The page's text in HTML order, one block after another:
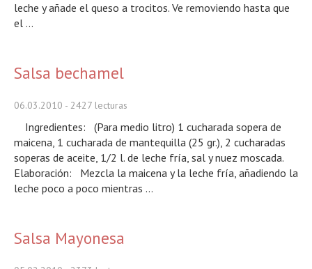
leche y añade el queso a trocitos. Ve removiendo hasta que
el ...
Salsa bechamel
06.03.2010 - 2427 lecturas
Ingredientes: (Para medio litro) 1 cucharada sopera de
maicena, 1 cucharada de mantequilla (25 gr.), 2 cucharadas
soperas de aceite, 1/2 l. de leche fría, sal y nuez moscada.
Elaboración: Mezcla la maicena y la leche fría, añadiendo la
leche poco a poco mientras ...
Salsa Mayonesa